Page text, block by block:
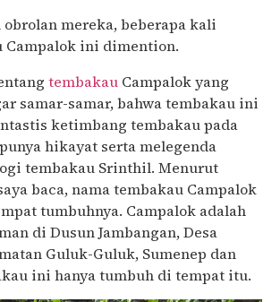
mereka, beberapa kali
Campalok ini dimention.
tembakau Campalok yang
samar-samar, bahwa tembakau ini
ketimbang tembakau pada
hikayat serta melegenda
tembakau Srinthil. Menurut
baca, nama tembakau Campalok
tumbuhnya. Campalok adalah
di Dusun Jambangan, Desa
Guluk-Guluk, Sumenep dan
ini hanya tumbuh di tempat itu.